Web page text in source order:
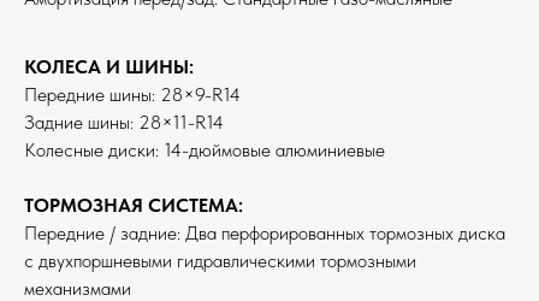
КОЛЕСА И ШИНЫ:
Передние шины: 28×9-R14
Задние шины: 28×11-R14
Колесные диски: 14-дюймовые алюминиевые
ТОРМОЗНАЯ СИСТЕМА:
Передние / задние: Два перфорированных тормозных диска
с двухпоршневыми гидравлическими тормозными
механизмами